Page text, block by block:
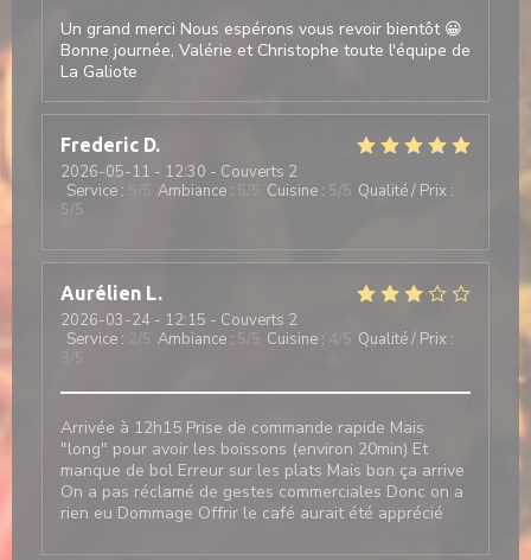
Un grand merci Nous espérons vous revoir bientôt 😀
Bonne journée, Valérie et Christophe toute l'équipe de
La Galiote
Frederic D
2026-05-11 - 12:30 - Couverts 2
Service : Ambiance : Cuisine : 5 /5 Qualité / Prix :
5 /5
Aurélien L
2026-03-24 - 12:15 - Couverts 2
Service : Ambiance : Cuisine : Qualité / Prix :
Arrivée à 12h15 Prise de commande rapide Mais
"long" pour avoir les boissons (environ 20min) Et
manque de bol Erreur sur les plats Mais bon ça arrive
On a pas réclamé de gestes commerciales Donc on a
rien eu Dommage Offrir le café aurait été apprécié